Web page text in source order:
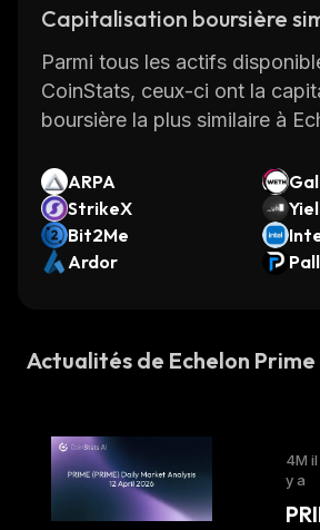
Capitalisation boursière
Parmi tous les actifs
CoinStats, ceux-ci ont la
boursière la plus similaire à
ARPA
ty
StrikeX
Bit2Me
ed
Ardor
Actualités de Echelon Prime
4M il
y a